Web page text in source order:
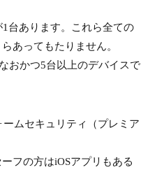
台あります。これら全ての
あってもたりません。
おかつ5台以上のデバイスで
ムセキュリティ（プレミア
フの方はiOSアプリもある